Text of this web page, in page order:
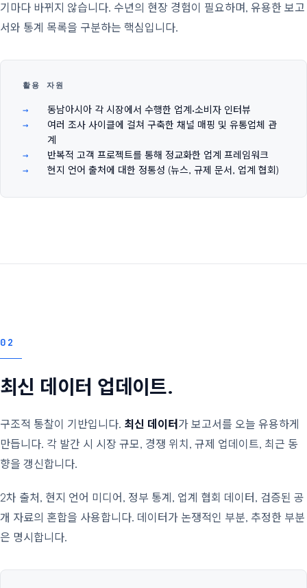
기마다 바뀌지 않습니다. 수년의 현장 경험이 필요하며, 유용한 보고
서와 통계 목록을 구분하는 핵심입니다.
활용 자원
동남아시아 각 시장에서 수행한 업계·소비자 인터뷰
여러 조사 사이클에 걸쳐 구축한 채널 매핑 및 유통업체 관
계
반복적 고객 프로젝트를 통해 정교화한 업계 프레임워크
현지 언어 출처에 대한 정통성 (뉴스, 규제 문서, 업계 협회)
02
최신 데이터 업데이트.
구조적 통찰이 기반입니다. 최신 데이터 가 보고서를 오늘 유용하게
만듭니다. 각 발간 시 시장 규모, 경쟁 위치, 규제 업데이트, 최근 동
향을 갱신합니다.
2차 출처, 현지 언어 미디어, 정부 통계, 업계 협회 데이터, 검증된 공
개 자료의 혼합을 사용합니다. 데이터가 논쟁적인 부분, 추정한 부분
은 명시합니다.